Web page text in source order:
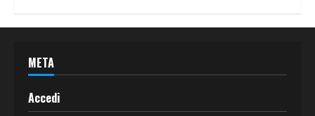
META
Accedi